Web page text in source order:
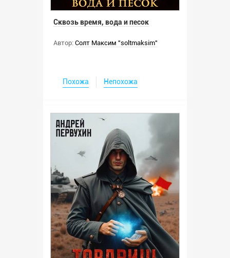
Сквозь время, вода и песок
Автор: Солт Максим "soltmaksim"
Похожа Непохожа